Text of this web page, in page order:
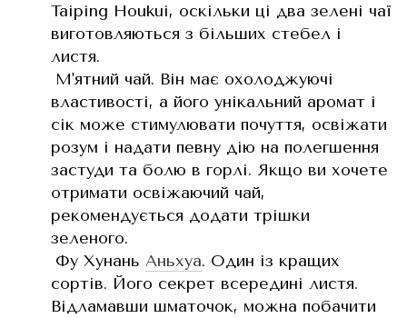
Taiping Houkui, оскільки ці два зелені чаї
виготовляються з більших стебел і
листя.
М'ятний чай. Він має охолоджуючі
властивості, а його унікальний аромат і
сік може стимулювати почуття, освіжати
розум і надати певну дію на полегшення
застуди та болю в горлі. Якщо ви хочете
отримати освіжаючий чай,
рекомендується додати трішки
зеленого.
Фу Хунань Аньхуа. Один із кращих
сортів. Його секрет всередині листя.
Відламавши шматочок, можна побачити